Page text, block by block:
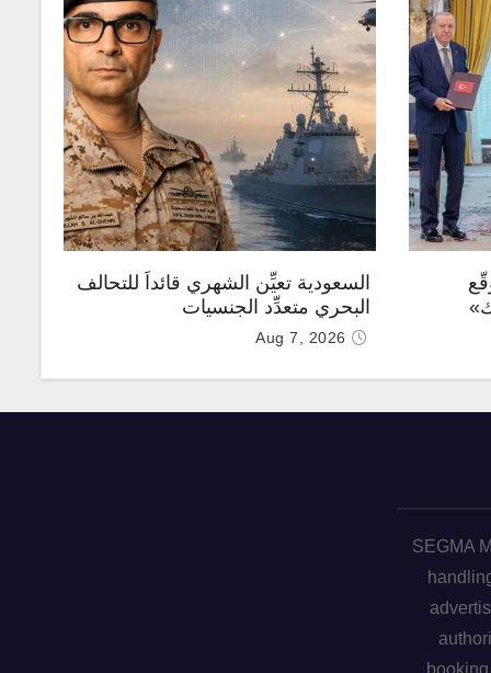
السعودية تعيِّن الشهري قائداً للتحالف
البحري متعدِّد الجنسيات
Aug 7, 2026
SEGMA